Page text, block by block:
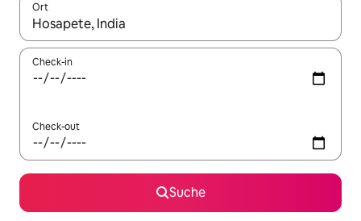
Ort
Wenn Ergebnisse verfügbar sind, navigiere mit den
Check-in
Check-out
Suche